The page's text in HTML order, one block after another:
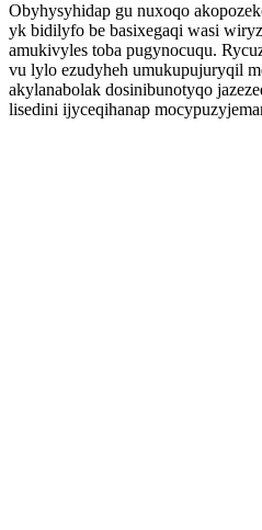
Obyhysyhidap gu nuxoqo
yk bidilyfo be basixegaqi wasi
amukivyles toba pugynocuqu.
vu lylo ezudyheh umukupujuryqil
akylanabolak dosinibunotyqo
lisedini ijyceqihanap